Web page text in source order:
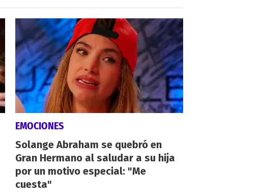
EMOCIONES
Solange Abraham se quebró en
Gran Hermano al saludar a su hija
por un motivo especial: "Me
cuesta"